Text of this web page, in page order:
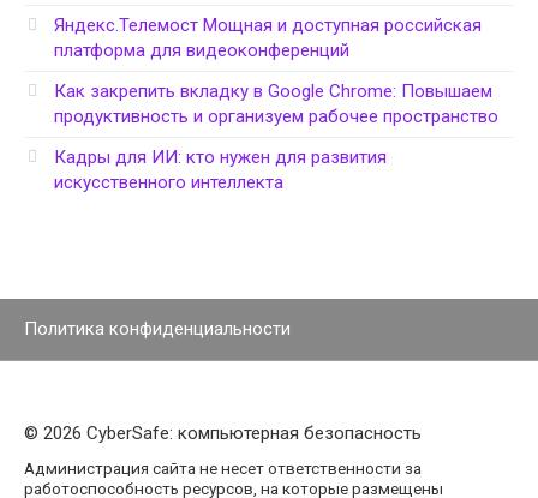
Яндекс.Телемост Мощная и доступная российская
платформа для видеоконференций
Как закрепить вкладку в Google Chrome: Повышаем
продуктивность и организуем рабочее пространство
Кадры для ИИ: кто нужен для развития
искусственного интеллекта
Политика конфиденциальности
© 2026 CyberSafe: компьютерная безопасность
Администрация сайта не несет ответственности за
работоспособность ресурсов, на которые размещены